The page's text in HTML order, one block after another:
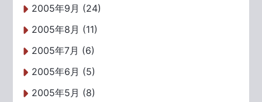
2005年9月 (24)
2005年8月 (11)
2005年7月 (6)
2005年6月 (5)
2005年5月 (8)